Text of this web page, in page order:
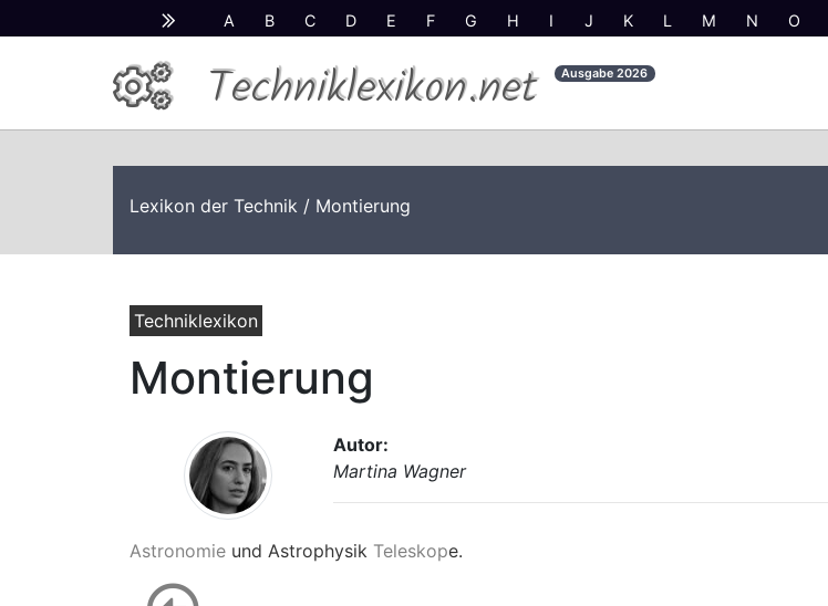
A B C D E F G H I J K L M N O
Techniklexikon.net Ausgabe2026
Lexikon der Technik / Montierung
Techniklexikon
Montierung
Autor:
Martina Wagner
Astronomie und Astrophysik Teleskope.